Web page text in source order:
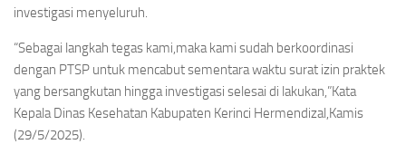
investigasi menyeluruh.
“Sebagai langkah tegas kami,maka kami sudah berkoordinasi
dengan PTSP untuk mencabut sementara waktu surat izin praktek
yang bersangkutan hingga investigasi selesai di lakukan,”Kata
Kepala Dinas Kesehatan Kabupaten Kerinci Hermendizal,Kamis
(29/5/2025).